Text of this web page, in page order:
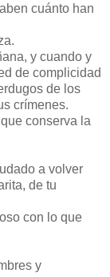
cuánto han
y cuando y
de complicidad
de los
crímenes.
conserva la
a volver
de tu
con lo que
y